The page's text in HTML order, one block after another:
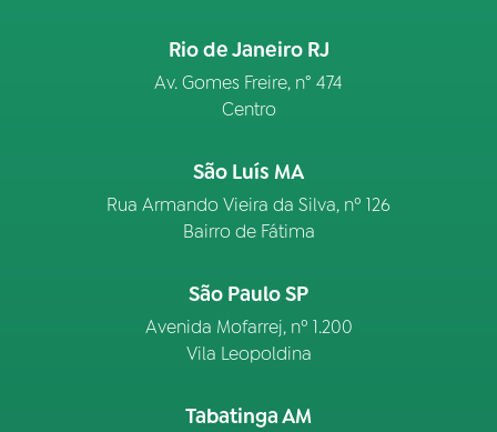
Rio de Janeiro RJ
Av. Gomes Freire, n° 474
Centro
São Luís MA
Rua Armando Vieira da Silva, nº 126
Bairro de Fátima
São Paulo SP
Avenida Mofarrej, nº 1.200
Vila Leopoldina
Tabatinga AM